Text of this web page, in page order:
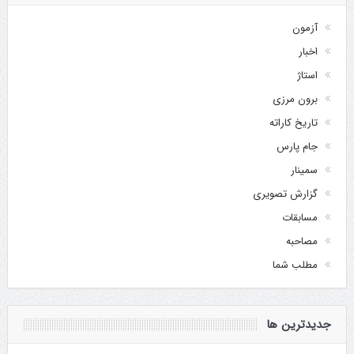
آزمون
اخبار
استاژ
برون مرزی
تاریخ کاراته
جام پارس
سمینار
گزارش تصویری
مسابقات
مصاحبه
مطلب شما
جدیدترین ها